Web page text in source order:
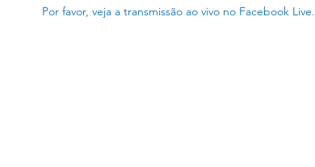
Por favor, veja a transmissão ao vivo no Facebook Live.